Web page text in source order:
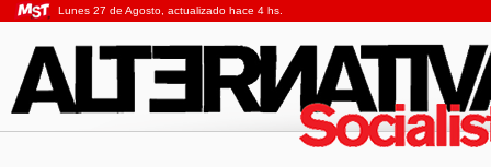
Lunes 27 de Agosto, actualizado hace 4 hs.